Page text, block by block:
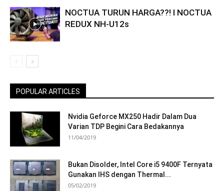
NOCTUA TURUN HARGA??! I NOCTUA
REDUX NH-U12s
POPULAR ARTICLES
Nvidia Geforce MX250 Hadir Dalam Dua
Varian TDP Begini Cara Bedakannya
11/04/2019
Bukan Disolder, Intel Core i5 9400F Ternyata
Gunakan IHS dengan Thermal...
05/02/2019